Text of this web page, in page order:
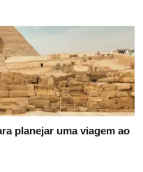
planejar uma viagem ao